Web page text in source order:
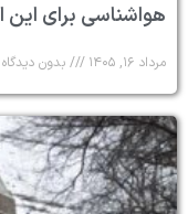
هواشناسی برای
مرداد ۱۶, ۱۴۰۵ بدون دیدگاه